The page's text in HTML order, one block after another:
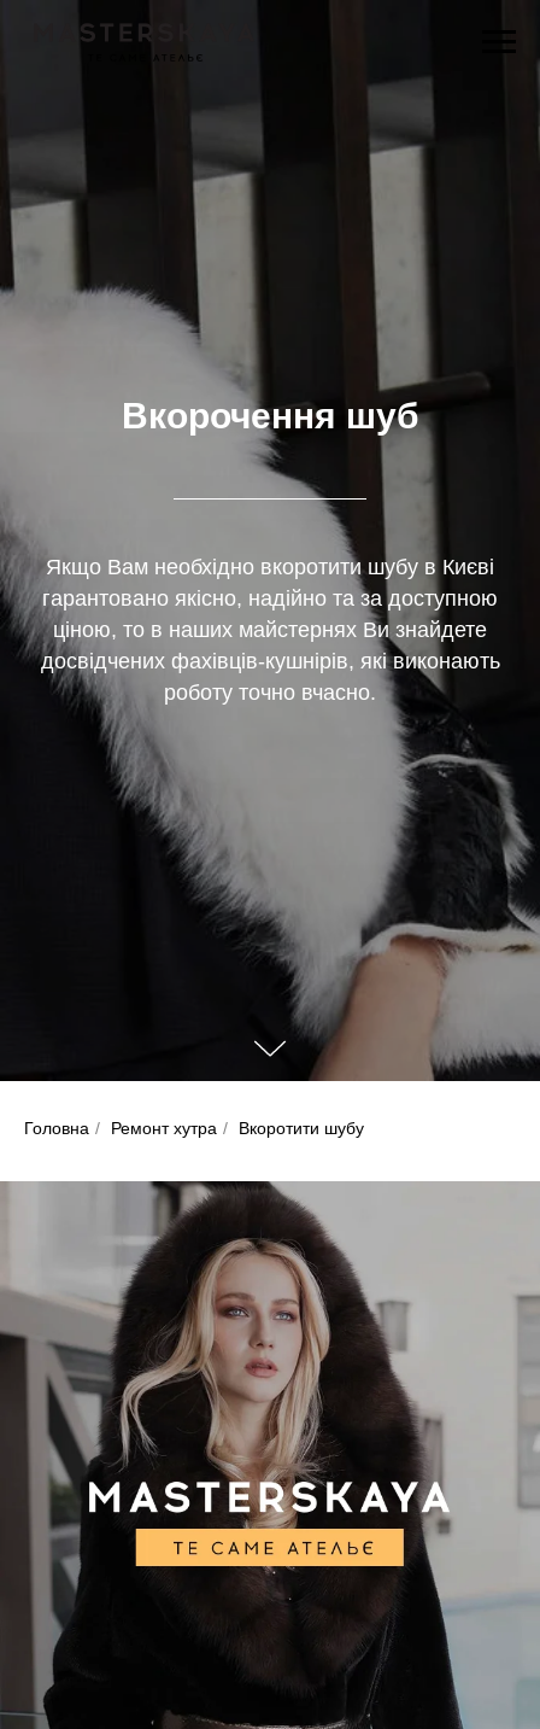
Вкорочення шуб
Якщо Вам необхідно вкоротити шубу в Києві
гарантовано якісно, надійно та за доступною
ціною, то в наших майстернях Ви знайдете
досвідчених фахівців-кушнірів, які виконають
роботу точно вчасно.
Головна / Ремонт хутра / Вкоротити шубу